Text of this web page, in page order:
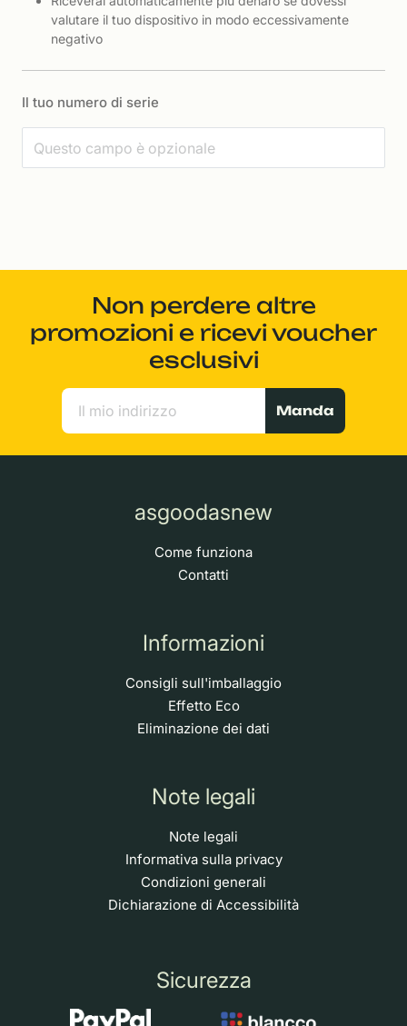
valutare il tuo dispositivo in modo eccessivamente
negativo
Il tuo numero di serie
Non perdere altre
promozioni e ricevi voucher
esclusivi
Manda
asgoodasnew
Come funziona
Contatti
Informazioni
Consigli sull'imballaggio
Effetto Eco
Eliminazione dei dati
Note legali
Note legali
Informativa sulla privacy
Condizioni generali
Dichiarazione di Accessibilità
Sicurezza